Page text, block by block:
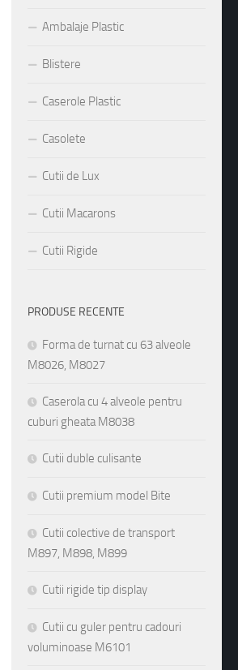
Ambalaje Plastic
Blistere
Caserole Plastic
Casolete
Cutii de Lux
Cutii Macarons
Cutii Rigide
PRODUSE RECENTE
Forma de turnat cu 63 alveole
M8026, M8027
Caserola cu 4 alveole pentru
cuburi gheata M8038
Cutii duble culisante
Cutii premium model Bite
Cutii colective de transport
M897, M898, M899
Cutii rigide tip display
Cutii cu guler pentru cadouri
voluminoase M6101